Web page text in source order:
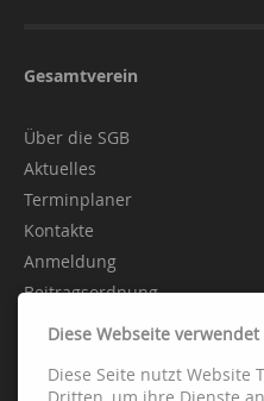
Gesamtverein
Über die SGB
Aktuelles
Terminplaner
Kontakte
Anmeldung
Beitragsordnung
Abteilungen
Diese Webseite verwendet
Diese Seite nutzt Website